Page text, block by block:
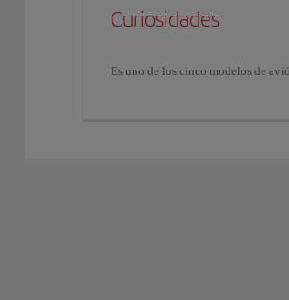
Curiosidades
Es uno de los cinco modelos de